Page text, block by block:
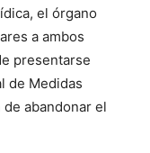
el órgano
a ambos
presentarse
de Medidas
abandonar el